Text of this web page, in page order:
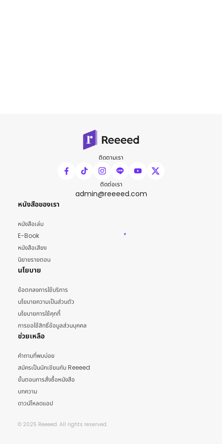
ติดตามเรา
ติดต่อเรา
admin@reeeed.com
หนังสือของเรา
หนังสือเล่ม
E-Book
หนังสือเสียง
นิยายรายตอน
นโยบาย
ข้อตกลงการใช้บริการ
นโยบายความเป็นส่วนตัว
นโยบายการใช้คุกกี้
การขอใช้สิทธิ์ข้อมูลส่วนบุคคล
ช่วยเหลือ
คำถามที่พบบ่อย
สมัครเป็นนักเขียนกับ Reeeed
ขั้นตอนการสั่งซื้อหนังสือ
บทความ
ดาวน์โหลดแอป
© 2025 Reeeed. All rights reserved.